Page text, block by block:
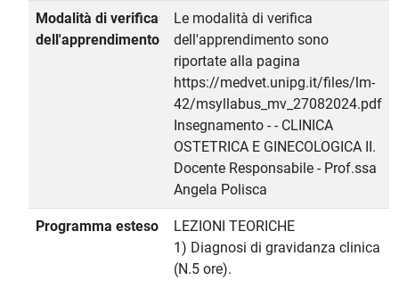
Modalità di verifica
dell'apprendimento
Le modalità di verifica
dell'apprendimento sono
riportate alla pagina
https://medvet.unipg.it/files/lm-
42/msyllabus_mv_27082024.pdf
Insegnamento - - CLINICA
OSTETRICA E GINECOLOGICA II.
Docente Responsabile - Prof.ssa
Angela Polisca
Programma esteso
LEZIONI TEORICHE
1) Diagnosi di gravidanza clinica
(N.5 ore).